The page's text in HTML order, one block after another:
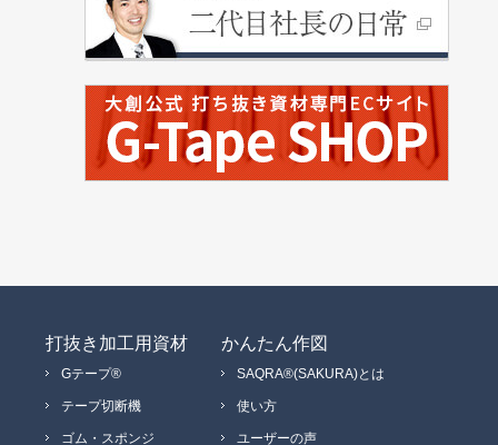
打抜き加工用資材
Gテープ®
テープ切断機
ゴム・スポンジ
かんたん作図
SAQRA®(SAKURA)とは
使い方
ユーザーの声